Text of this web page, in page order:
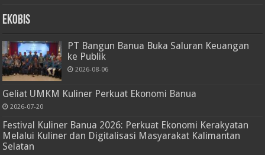
Ekobis
PT Bangun Banua Buka Saluran Keuangan
ke Publik
2026-08-06
Geliat UMKM Kuliner Perkuat Ekonomi Banua
2026-07-20
Festival Kuliner Banua 2026: Perkuat Ekonomi Kerakyatan
Melalui Kuliner dan Digitalisasi Masyarakat Kalimantan
Selatan